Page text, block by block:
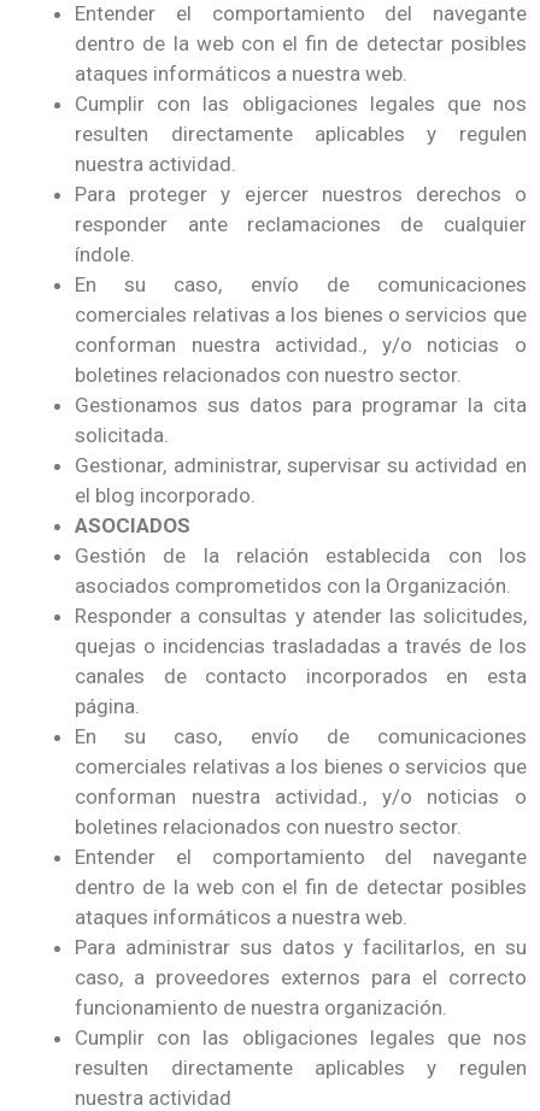
Entender el comportamiento del navegante
dentro de la web con el fin de detectar posibles
ataques informáticos a nuestra web.
Cumplir con las obligaciones legales que nos
resulten directamente aplicables y regulen
nuestra actividad.
Para proteger y ejercer nuestros derechos o
responder ante reclamaciones de cualquier
índole.
En su caso, envío de comunicaciones
comerciales relativas a los bienes o servicios que
conforman nuestra actividad., y/o noticias o
boletines relacionados con nuestro sector.
Gestionamos sus datos para programar la cita
solicitada.
Gestionar, administrar, supervisar su actividad en
el blog incorporado.
ASOCIADOS
Gestión de la relación establecida con los
asociados comprometidos con la Organización.
Responder a consultas y atender las solicitudes,
quejas o incidencias trasladadas a través de los
canales de contacto incorporados en esta
página.
En su caso, envío de comunicaciones
comerciales relativas a los bienes o servicios que
conforman nuestra actividad., y/o noticias o
boletines relacionados con nuestro sector.
Entender el comportamiento del navegante
dentro de la web con el fin de detectar posibles
ataques informáticos a nuestra web.
Para administrar sus datos y facilitarlos, en su
caso, a proveedores externos para el correcto
funcionamiento de nuestra organización.
Cumplir con las obligaciones legales que nos
resulten directamente aplicables y regulen
nuestra actividad